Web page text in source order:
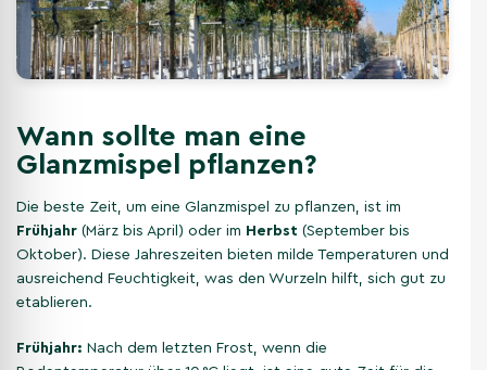
Wann sollte man eine
Glanzmispel pflanzen?
Die beste Zeit, um eine Glanzmispel zu pflanzen, ist im
Frühjahr (März bis April) oder im Herbst (September bis
Oktober). Diese Jahreszeiten bieten milde Temperaturen und
ausreichend Feuchtigkeit, was den Wurzeln hilft, sich gut zu
etablieren.
Frühjahr: Nach dem letzten Frost, wenn die